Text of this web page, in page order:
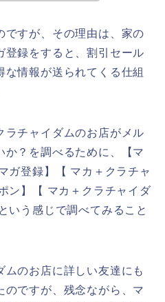
ですが、その理由は、家の
登録をすると、割引セール
情報が送られてくる仕組
ラチャイダムのお店がメル
か？を調べるために、【マ
ガ登録】【 マカ＋クラチャ
ン】【 マカ＋クラチャイダ
いう感じで調べてみること
ムのお店に詳しい友達にも
のですが、残念ながら、マ